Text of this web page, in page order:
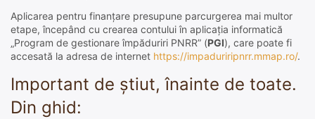
Aplicarea pentru finanțare presupune parcurgerea mai multor
etape, începând cu crearea contului în aplicația informatică
„Program de gestionare împăduriri PNRR” (PGI), care poate fi
accesată la adresa de internet https://impaduriripnrr.mmap.ro/.
Important de știut, înainte de toate.
Din ghid: